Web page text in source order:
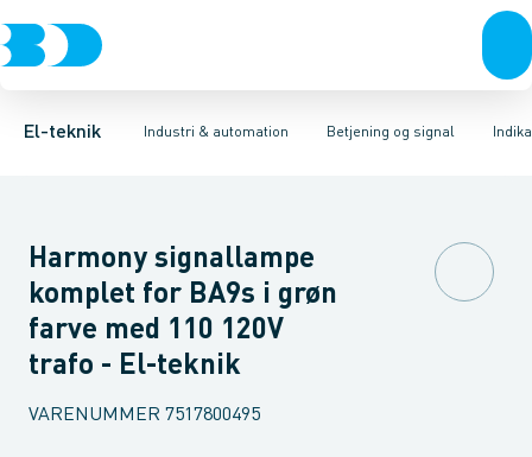
El-teknik Industri & automation
Afbrydere, stikkontakter & lampeudtagForgreningsmateriel
Betjening og signal
Industristiksystemer Frekvensomformere og softstartere
TrykknaphovedLystårn element, optiskTilslutningsmodul
Harmony signallampe
komplet for BA9s i grøn
farve med 110 120V
trafo - El-teknik
VARENUMMER 7517800495